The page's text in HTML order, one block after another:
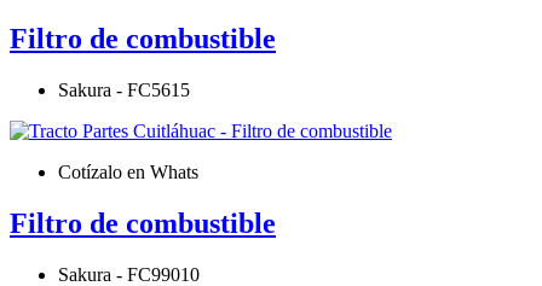
Filtro de combustible
Sakura - FC5615
Cotízalo en Whats
Filtro de combustible
Sakura - FC99010